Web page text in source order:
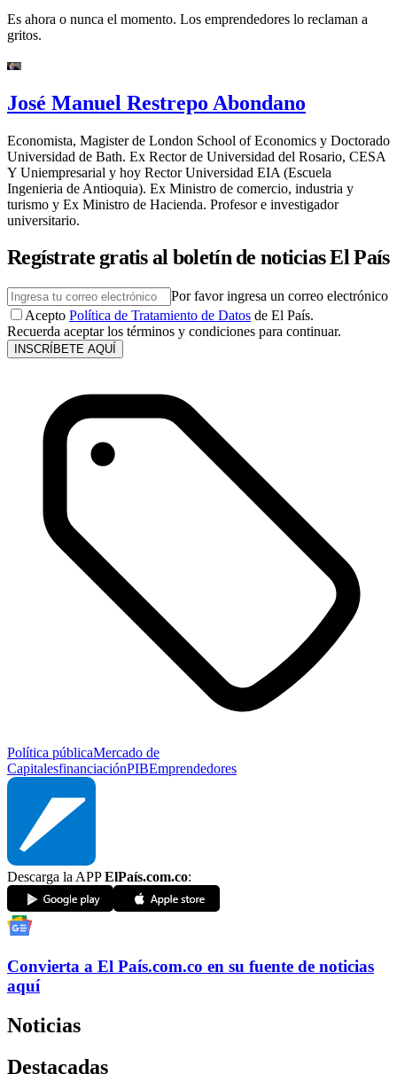
Es ahora o nunca el momento. Los emprendedores lo reclaman a
gritos.
José Manuel Restrepo Abondano
Economista, Magister de London School of Economics y Doctorado
Universidad de Bath. Ex Rector de Universidad del Rosario, CESA
Y Uniempresarial y hoy Rector Universidad EIA (Escuela
Ingenieria de Antioquia). Ex Ministro de comercio, industria y
turismo y Ex Ministro de Hacienda. Profesor e investigador
universitario.
Regístrate gratis al boletín de noticias El País
Por favor ingresa un correo electrónico
Acepto Política de Tratamiento de Datos de El País.
Recuerda aceptar los términos y condiciones para continuar.
INSCRÍBETE AQUÍ
Política públicaMercado de
CapitalesfinanciaciónPIBEmprendedores
Descarga la APPElPaís.com.co:
Convierta a El País.com.co en su fuente de noticias
aquí
Noticias
Destacadas